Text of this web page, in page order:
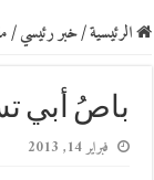
الرئيسية/خبر رئيسي/
باصُ أبي
فبراير 14, 2013